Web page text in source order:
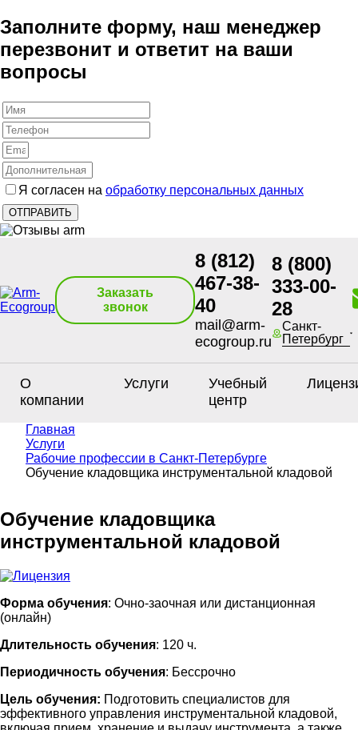
Заполните форму, наш менеджер
перезвонит и ответит на ваши
вопросы
Я согласен на обработку персональных данных
Заказать
звонок
8 (812)
467-38-
40
mail@arm-
ecogroup.ru
8 (800)
333-00-
28
Санкт-
Петербург
О
компании
Услуги
Учебный
центр
Главная
Услуги
Рабочие профессии в Санкт-Петербурге
Обучение кладовщика инструментальной кладовой
Обучение кладовщика
инструментальной кладовой
Форма обучения: Очно-заочная или дистанционная
(онлайн)
Длительность обучения: 120 ч.
Периодичность обучения: Бессрочно
Цель обучения: Подготовить специалистов для
эффективного управления инструментальной кладовой,